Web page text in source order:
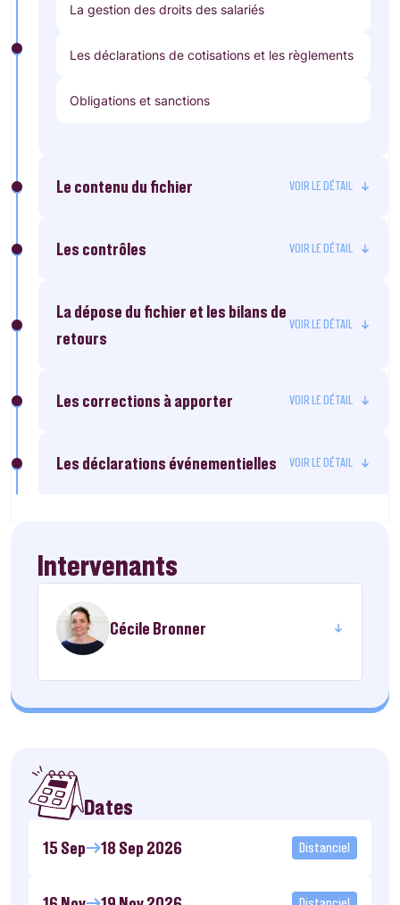
La gestion des droits des salariés
Les déclarations de cotisations et les règlements
Obligations et sanctions
Le contenu du fichier
Les contrôles
La dépose du fichier et les bilans de
retours
Les corrections à apporter
Les déclarations événementielles
Intervenants
Cécile Bronner
Dates
15 Sep 18 Sep 2026 Distanciel